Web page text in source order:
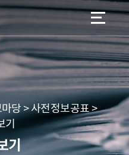
기
기
당 > 사전정보공표 >
기
기